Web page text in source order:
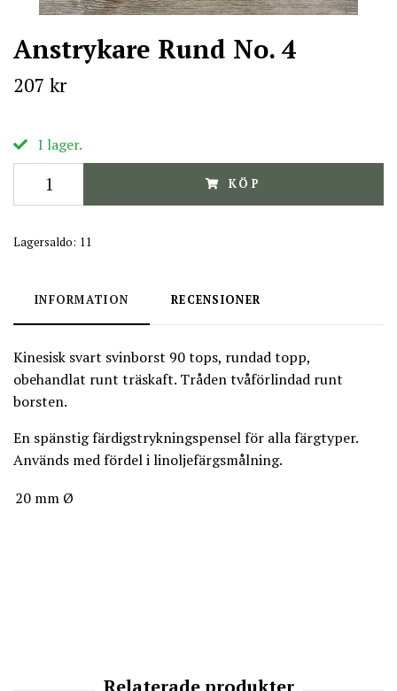
Anstrykare Rund No. 4
207 kr
I lager.
KÖP
Lagersaldo: 11
INFORMATION RECENSIONER
Kinesisk svart svinborst 90 tops, rundad topp,
obehandlat runt träskaft. Tråden tvåförlindad runt
borsten.
En spänstig färdigstrykningspensel för alla färgtyper.
Används med fördel i linoljefärgsmålning.
20 mm Ø